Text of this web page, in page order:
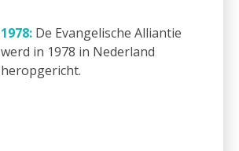
1978: De Evangelische Alliantie
werd in 1978 in Nederland
heropgericht.